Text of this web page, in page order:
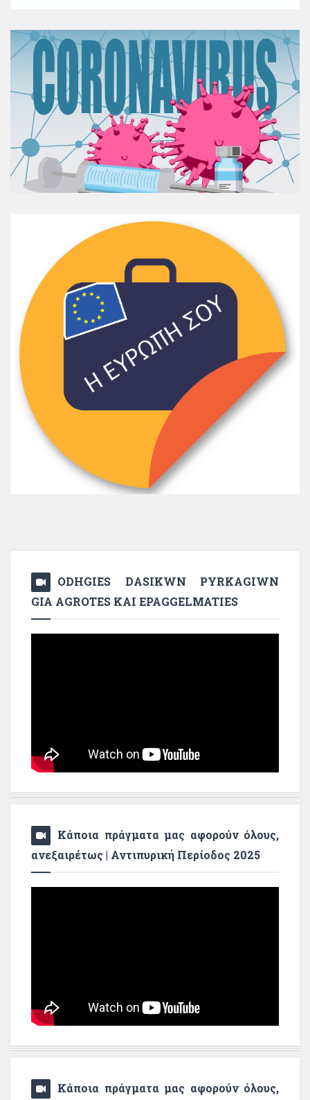
ODHGIES DASIKWN PYRKAGIWN
GIA AGROTES KAI EPAGGELMATIES
Κάποια πράγματα μας αφορούν όλους,
ανεξαιρέτως | Αντιπυρική Περίοδος 2025
Κάποια πράγματα μας αφορούν όλους,